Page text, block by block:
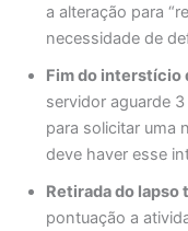
a alteração para
necessidade de
Fim do interstício
servidor aguarde
para solicitar uma
deve haver esse
Retirada do lapso
pontuação a